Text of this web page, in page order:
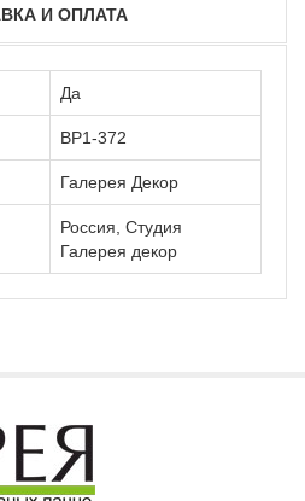
И ОПЛАТА
Да
ВР1-372
Галерея Декор
Россия, Студия
Галерея декор